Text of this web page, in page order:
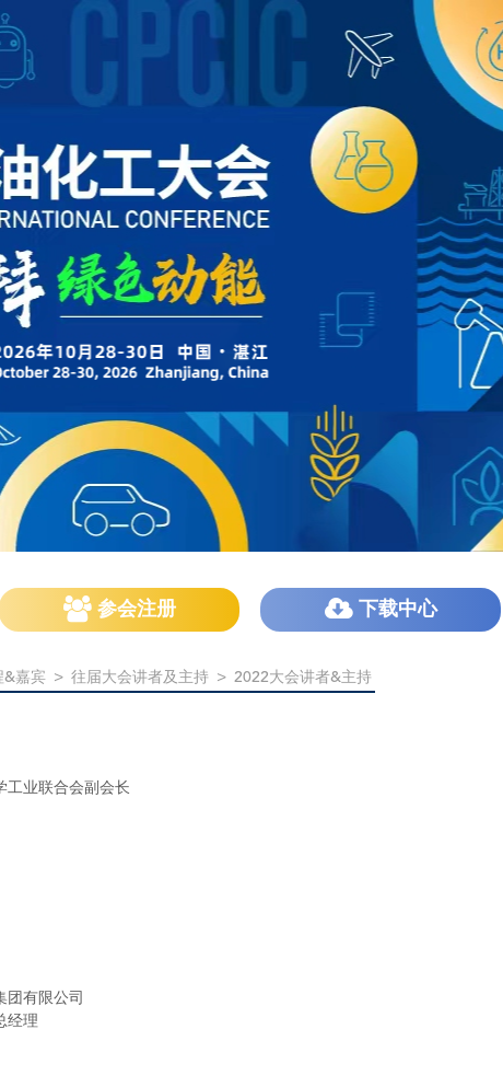
参会注册 下载中心
&嘉宾 > 往届大会讲者及主持 > 2022大会讲者&主持
工业联合会副会长
团有限公司
经理